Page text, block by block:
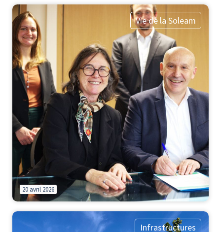
Vie de la Soleam
20 avril 2026
Infrastructures